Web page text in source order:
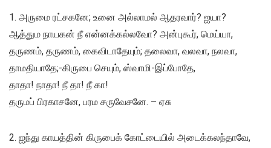
1. அருமை ரட்சகனே; உனை அல்லாமல் ஆதரவார்? ஐயா?
ஆத்தும நாயகன் நீ என்னக்கல்லவோ? அன்புகூர், மெய்யா,
தருணம், தருணம், கைவிடாதேயும்; தலைவா, வலவா, நலவா,
தாமதியாதே;-கிருபை செயும், ஸ்வாமி-இப்போதே,
தாதா! நாதா! நீ தா! நீ கா!
தருமப் பிரகாசனே, பரம சருவேசனே. – ஏசு
2. ஐந்து காயத்தின் கிருபைக் கோட்டையில் அடைக்கலந்தாவே,